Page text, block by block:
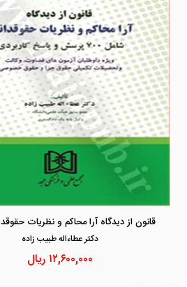
دكتر عطاءاله طبيب زاده
۱۲,۶۰۰,۰۰۰ ریال